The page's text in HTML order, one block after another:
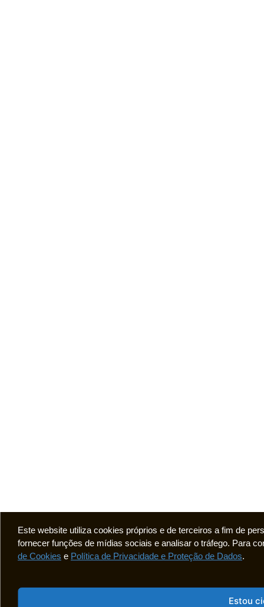
Este website utiliza cookies próprios e de terceiros a fim de
fornecer funções de mídias sociais e analisar o tráfego. Para
de Cookies e Política de Privacidade e Proteção de Dados.
Estou